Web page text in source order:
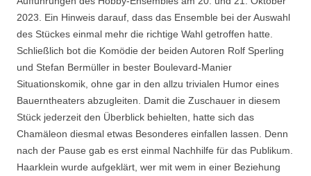
2023. Ein Hinweis darauf, dass das Ensemble bei der Auswahl
des Stückes einmal mehr die richtige Wahl getroffen hatte.
Schließlich bot die Komödie der beiden Autoren Rolf Sperling
und Stefan Bermüller in bester Boulevard-Manier
Situationskomik, ohne gar in den allzu trivialen Humor eines
Bauerntheaters abzugleiten. Damit die Zuschauer in diesem
Stück jederzeit den Überblick behielten, hatte sich das
Chamäleon diesmal etwas Besonderes einfallen lassen. Denn
nach der Pause gab es erst einmal Nachhilfe für das Publikum.
Haarklein wurde aufgeklärt, wer mit wem in einer Beziehung